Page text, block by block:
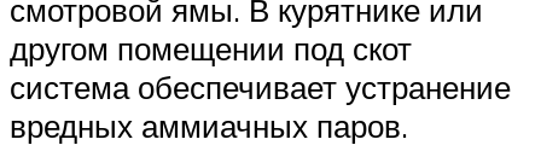
смотровой ямы. В курятнике или
другом помещении под скот
система обеспечивает устранение
вредных аммиачных паров.